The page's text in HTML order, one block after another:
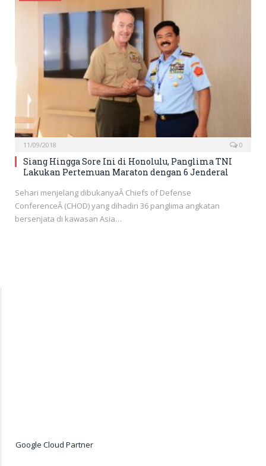
11/09/2018 0
Siang Hingga Sore Ini di Honolulu, Panglima TNI
Lakukan Pertemuan Maraton dengan 6 Jenderal
Sehari menjelang dibukanyaÂ Chiefs of Defense
ConferenceÂ (CHOD) yang dihadiri 36 panglima angkatan
bersenjata di kawasan Asia…
Google Cloud Partner